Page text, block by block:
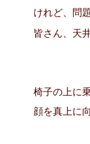
けれど、問
皆さん、天
椅子の上に
顔を真上に